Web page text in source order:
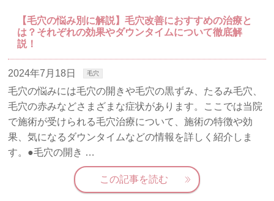
【毛穴の悩み別に解説】毛穴改善におすすめの治療と
は？それぞれの効果やダウンタイムについて徹底解
説！
2024年7月18日 毛穴
毛穴の悩みには毛穴の開きや毛穴の黒ずみ、たるみ毛穴、
毛穴の赤みなどさまざまな症状があります。ここでは当院
で施術が受けられる毛穴治療について、施術の特徴や効
果、気になるダウンタイムなどの情報を詳しく紹介しま
す。●毛穴の開き …
この記事を読む